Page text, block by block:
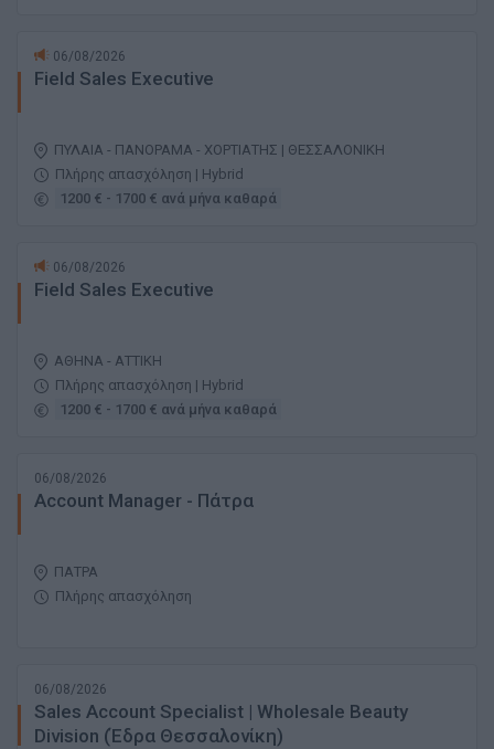
06/08/2026
Field Sales Executive
ΠΥΛΑΙΑ - ΠΑΝΟΡΑΜΑ - ΧΟΡΤΙΑΤΗΣ | ΘΕΣΣΑΛΟΝΙΚΗ
Πλήρης απασχόληση | Hybrid
1200 € - 1700 € ανά μήνα καθαρά
06/08/2026
Field Sales Executive
ΑΘΗΝΑ - ΑΤΤΙΚΗ
Πλήρης απασχόληση | Hybrid
1200 € - 1700 € ανά μήνα καθαρά
06/08/2026
Account Manager - Πάτρα
ΠΑΤΡΑ
Πλήρης απασχόληση
06/08/2026
Sales Account Specialist | Wholesale Beauty
Division (Έδρα Θεσσαλονίκη)